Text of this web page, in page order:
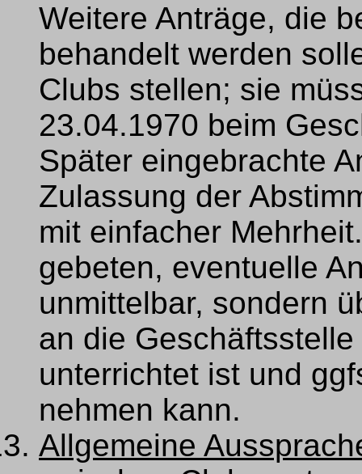
Weitere Anträge, die
behandelt werden
Clubs stellen; sie
23.04.1970 beim
Später eingebrachte
Zulassung der
mit einfacher
gebeten, eventuelle
unmittelbar, sondern
an die
unterrichtet ist und
nehmen kann.
Allgemeine